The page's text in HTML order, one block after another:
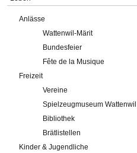
Anlässe
Wattenwil-Märit
Bundesfeier
Fête de la Musique
Freizeit
Vereine
Spielzeugmuseum Wattenwil
Bibliothek
Brätlistellen
Kinder & Jugendliche